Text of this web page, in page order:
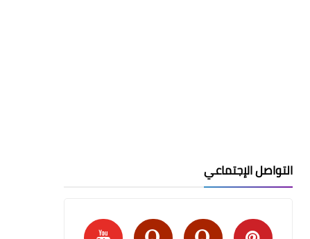
التواصل الإجتماعي